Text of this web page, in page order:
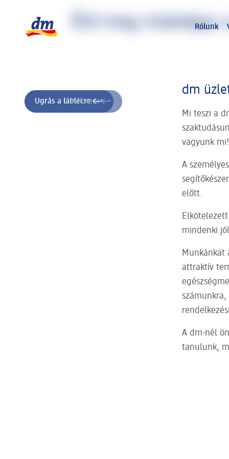
Ugrás a tartalomra
Ugrás a láblécre
Rólunk
Éld meg
dm
Mi teszi a
vagyunk mi!
A
előtt.
mindenki
Munkánkat
attraktív
számunkra,
A dm-nél
tanulunk,